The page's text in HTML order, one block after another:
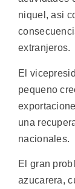
niquel, asi
extranjeros.
El
pequeno
una
nacionales.
El gran
azucarera,